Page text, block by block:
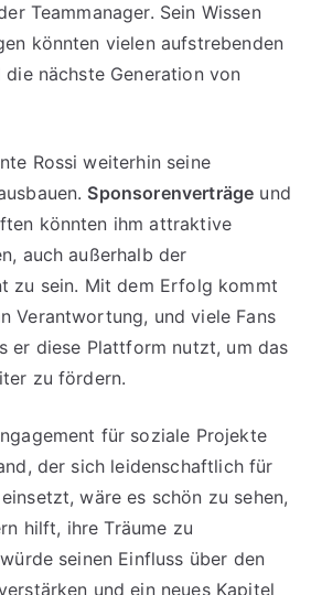
Teammanager. Sein Wissen
könnten vielen aufstrebenden
die nächste Generation von
Rossi weiterhin seine
Sponsorenverträge und
könnten ihm attraktive
auch außerhalb der
zu sein. Mit dem Erfolg kommt
Verantwortung, und viele Fans
er diese Plattform nutzt, um das
zu fördern.
für soziale Projekte
der sich leidenschaftlich für
wäre es schön zu sehen,
hilft, ihre Träume zu
seinen Einfluss über den
und ein neues Kapitel